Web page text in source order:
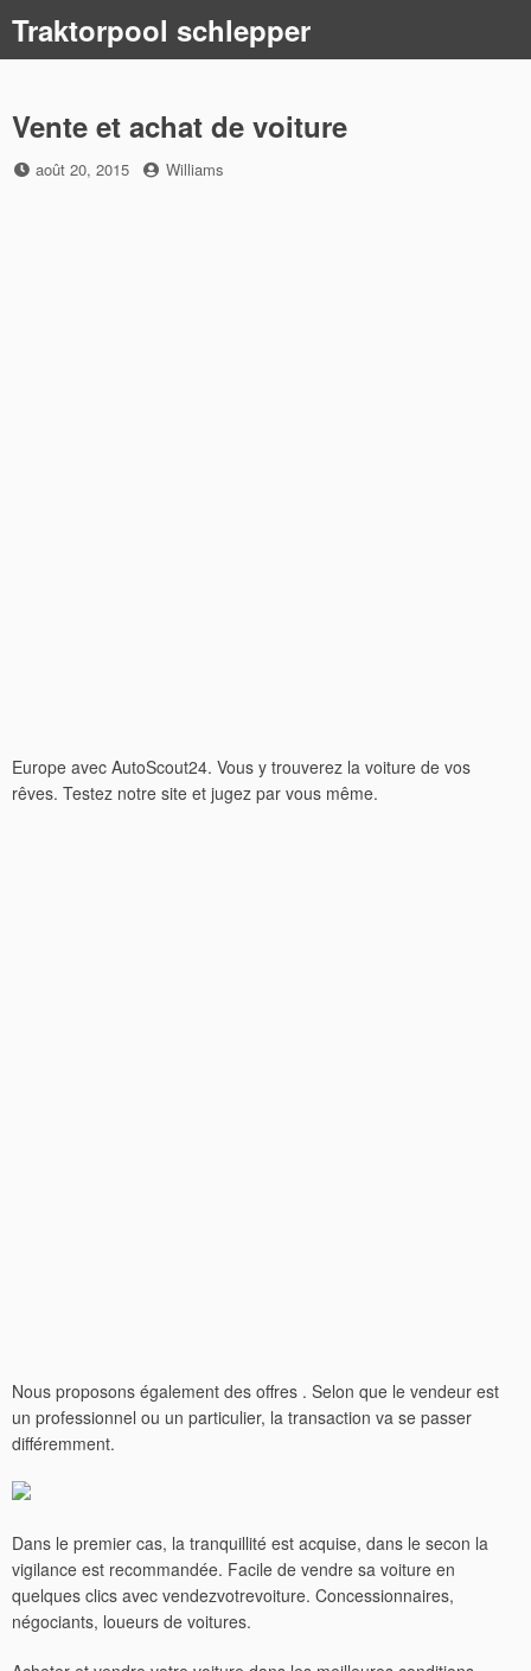
content
Traktorpool schlepper
Vente et achat de voiture
Posted
août 20, 2015 by
Williams
Europe avec AutoScout24. Vous y trouverez la voiture de vos
rêves. Testez notre site et jugez par vous même.
Nous proposons également des offres . Selon que le vendeur est
un professionnel ou un particulier, la transaction va se passer
différemment.
Dans le premier cas, la tranquillité est acquise, dans le secon la
vigilance est recommandée. Facile de vendre sa voiture en
quelques clics avec vendezvotrevoiture. Concessionnaires,
négociants, loueurs de voitures.